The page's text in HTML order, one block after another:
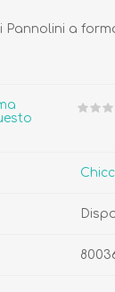
Pannolini a